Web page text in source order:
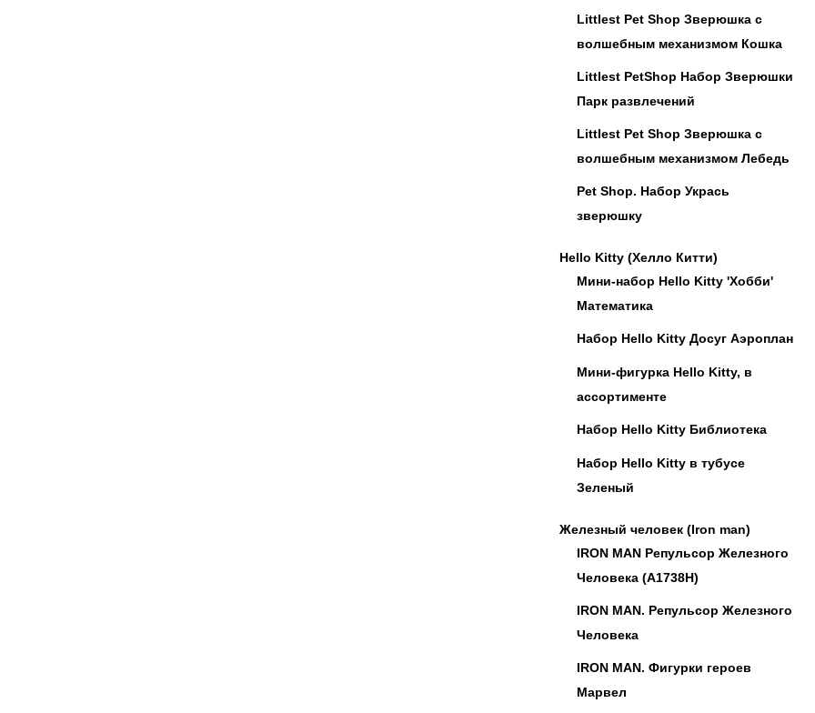
Littlest Pet Shop Зверюшка с
волшебным механизмом Кошка
Littlest PetShop Набор Зверюшки
Парк развлечений
Littlest Pet Shop Зверюшка с
волшебным механизмом Лебедь
Pet Shop. Набор Укрась
зверюшку
Hello Kitty (Хелло Китти)
Мини-набор Hello Kitty 'Хобби'
Математика
Набор Hello Kitty Досуг Аэроплан
Мини-фигурка Hello Kitty, в
ассортименте
Набор Hello Kitty Библиотека
Набор Hello Kitty в тубусе
Зеленый
Железный человек (Iron man)
IRON MAN Репульсор Железного
Человека (A1738H)
IRON MAN. Репульсор Железного
Человека
IRON MAN. Фигурки героев
Марвел